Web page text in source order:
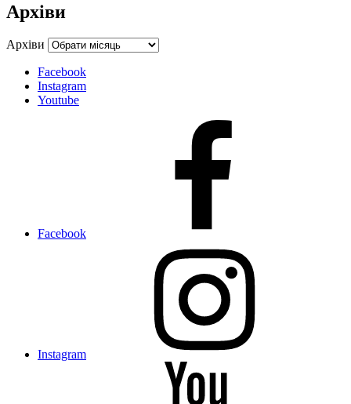
Архіви
Архіви
Facebook
Instagram
Youtube
Facebook
Instagram